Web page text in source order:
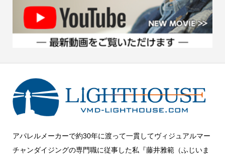
アパレルメーカーで約30年に渡って一貫してヴィジュアルマー
チャンダイジングの専門職に従事した私『藤井雅範（ふじいま